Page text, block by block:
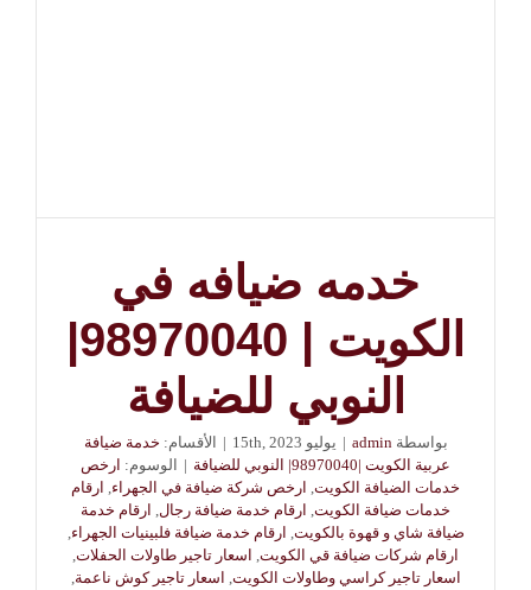
خدمه ضيافه في
الكويت | 98970040|
النوبي للضيافة
بواسطةadmin
| يوليو 15th, 2023 | الأقسام: خدمة ضيافة
عربية الكويت |98970040| النوبي للضيافة
| الوسوم: ارخص
خدمات الضيافة الكويت, ارخص شركة ضيافة في الجهراء, ارقام
خدمات ضيافة الكويت, ارقام خدمة ضيافة رجال, ارقام خدمة
ضيافة شاي و قهوة بالكويت, ارقام خدمة ضيافة فلبينيات الجهراء,
ارقام شركات ضيافة قي الكويت, اسعار تاجير طاولات الحفلات,
اسعار تاجير كراسي وطاولات الكويت, اسعار تاجير كوش ناعمة,